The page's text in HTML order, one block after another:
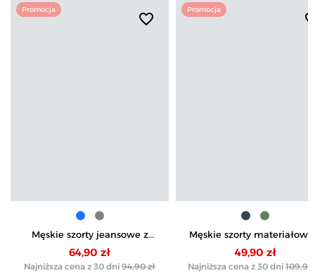
Promocja
favorite_border
Męskie szorty jeansowe z
elastycznym pasem
64,90 zł
Najniższa cena z 30 dni 94,90 zł
Promocja
Męskie szorty
kieszeniami i troczkiem
49,90 zł
Najniższa cena z 30 dni 109,90